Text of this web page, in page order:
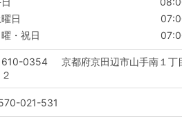
日
曜・祝日
610-0354
京都府京田辺市山手南１丁
２
021-531